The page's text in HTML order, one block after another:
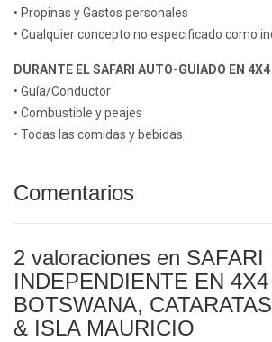
• Propinas y Gastos personales
• Cualquier concepto no especificado como
DURANTE EL SAFARI AUTO-GUIADO EN 4X4
• Guía/Conductor
• Combustible y peajes
• Todas las comidas y bebidas
Comentarios
2 valoraciones en SAFARI
INDEPENDIENTE EN
BOTSWANA,
& ISLA MAURICIO